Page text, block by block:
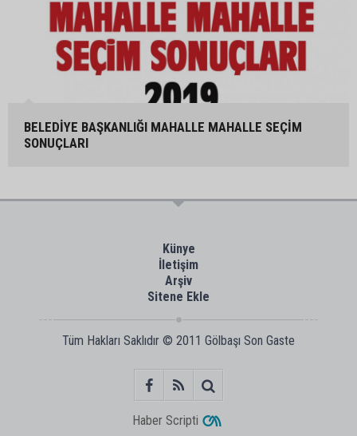
BELEDİYE BAŞKANLIĞI MAHALLE MAHALLE SEÇİM
SONUÇLARI
Künye
İletişim
Arşiv
Sitene Ekle
Tüm Hakları Saklıdır © 2011 Gölbaşı Son Gaste
Haber Scripti